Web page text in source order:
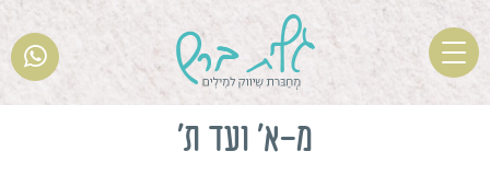
T
o
g
מ-א' ועד ת'